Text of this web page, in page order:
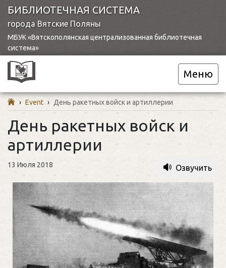
БИБЛИОТЕЧНАЯ СИСТЕМА
города Вятские Поляны
МБУК «Вятскополянская централизованная библиотечная
система»
Меню
› Event › День ракетных войск и артиллерии
День ракетных войск и
артиллерии
13 Июля 2018 Озвучить